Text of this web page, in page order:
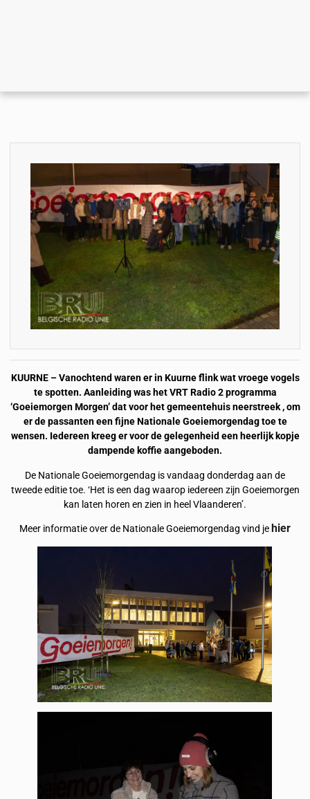
KUURNE – Vanochtend waren er in Kuurne flink wat vroege vogels
te spotten. Aanleiding was het VRT Radio 2 programma
‘Goeiemorgen Morgen’ dat voor het gemeentehuis neerstreek , om
er de passanten een fijne Nationale Goeiemorgendag toe te
wensen. Iedereen kreeg er voor de gelegenheid een heerlijk kopje
dampende koffie aangeboden.
De Nationale Goeiemorgendag is vandaag donderdag aan de
tweede editie toe. ‘Het is een dag waarop iedereen zijn Goeiemorgen
kan laten horen en zien in heel Vlaanderen’.
Meer informatie over de Nationale Goeiemorgendag vind je hier